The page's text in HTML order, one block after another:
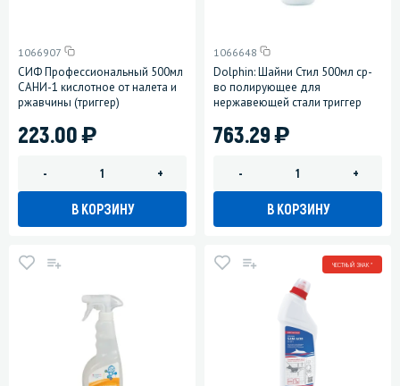
1066907
СИФ Профессиональный 500мл
САНИ-1 кислотное от налета и
ржавчины (триггер)
223.00)
- +
В КОРЗИНУ
1066648
Dolphin: Шайни Стил 500мл ср-
во полирующее для
нержавеющей стали триггер
763.29)
- +
В КОРЗИНУ
ЧЕСТНЫЙ ЗНАК *